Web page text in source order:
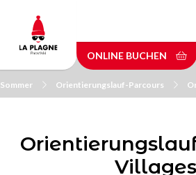
main
content
ONLINE BUCHEN
Orientierungslauf-Parcours
Villages